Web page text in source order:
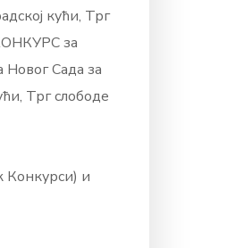
кући, Трг
за
Новог Сада за
Трг слободе
Конкурси) и